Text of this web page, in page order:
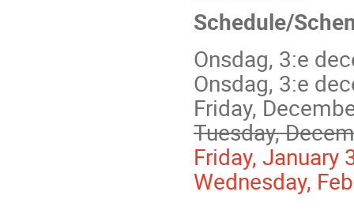
Schedule/
Onsdag, 3:e
Onsdag, 3:e
Friday,
Tuesday,
Friday, January
Wednesday,